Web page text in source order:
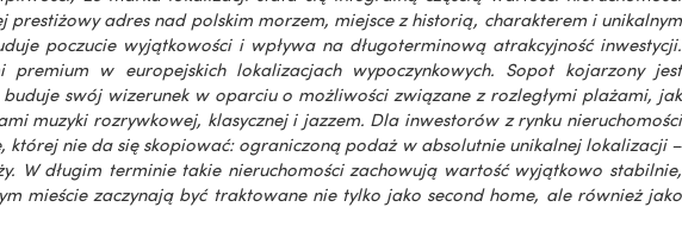
adres nad polskim morzem, miejsce z historią, charakterem i unikalnym
poczucie wyjątkowości i wpływa na długoterminową atrakcyjność inwestycji.
w europejskich lokalizacjach wypoczynkowych. Sopot kojarzony jest
swój wizerunek w oparciu o możliwości związane z rozległymi plażami, jak
muzyki rozrywkowej, klasycznej i jazzem. Dla inwestorów z rynku nieruchomości
nie da się skopiować: ograniczoną podaż w absolutnie unikalnej lokalizacji –
W długim terminie takie nieruchomości zachowują wartość wyjątkowo stabilnie,
mieście zaczynają być traktowane nie tylko jako second home, ale również jako